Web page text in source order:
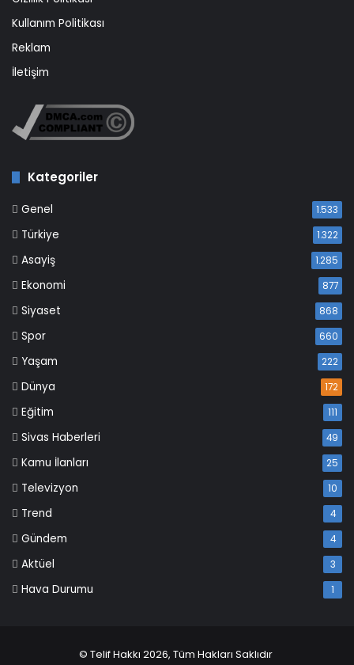
Kullanım Politikası
Reklam
İletişim
Kategoriler
Genel 1.533
Türkiye 1.322
Asayiş 1.285
Ekonomi 877
Siyaset 868
Spor 660
Yaşam 222
Dünya 172
Eğitim 111
Sivas Haberleri 49
Kamu İlanları 25
Televizyon 10
Trend 4
Gündem 4
Aktüel 3
Hava Durumu 1
© Telif Hakkı 2026, Tüm Hakları Saklıdır